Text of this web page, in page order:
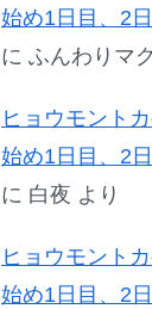
始め1日目、2
に ふんわりマ
ヒョウモント
始め1日目、2
に 白夜 より
ヒョウモント
始め1日目、2